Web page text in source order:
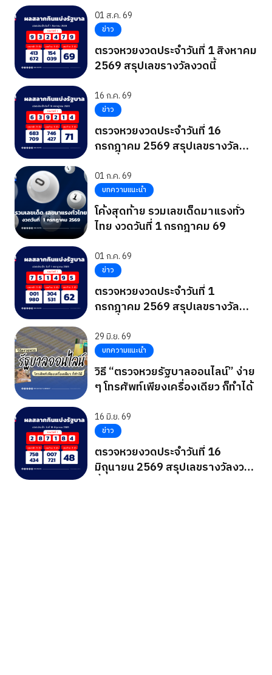
01 ส.ค. 69
ข่าว
ตรวจหวยงวดประจำวันที่ 1 สิงหาคม
2569 สรุปเลขรางวัลงวดนี้
16 ก.ค. 69
ข่าว
ตรวจหวยงวดประจำวันที่ 16
กรกฎาคม 2569 สรุปเลขรางวัล
01 ก.ค. 69
บทความแนะนำ
โค้งสุดท้าย รวมเลขเด็ดมาแรงทั่ว
ไทย งวดวันที่ 1 กรกฎาคม 69
01 ก.ค. 69
ข่าว
ตรวจหวยงวดประจำวันที่ 1
กรกฎาคม 2569 สรุปเลขรางวัล
29 มิ.ย. 69
บทความแนะนำ
วิธี “ตรวจหวยรัฐบาลออนไลน์” ง่าย
ๆ โทรศัพท์เพียงเครื่องเดียว ก็ทำได้
16 มิ.ย. 69
ข่าว
ตรวจหวยงวดประจำวันที่ 16
มิถุนายน 2569 สรุปเลขรางวัลงวด